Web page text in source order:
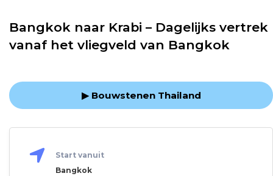
Bangkok naar Krabi – Dagelijks vertrek
vanaf het vliegveld van Bangkok
▶ Bouwstenen Thailand
Start vanuit
Bangkok